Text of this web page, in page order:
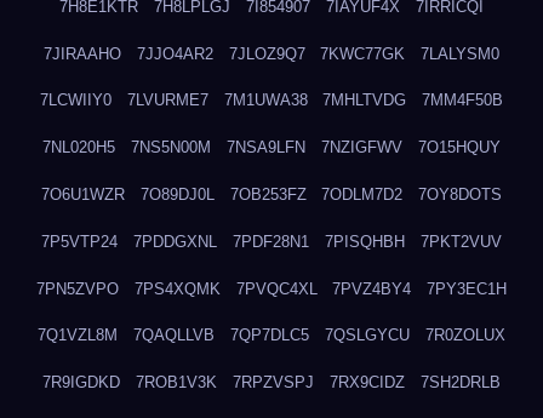
7H8E1KTR 7H8LPLGJ 7I854907 7IAYUF4X 7IRRICQI
7JIRAAHO 7JJO4AR2 7JLOZ9Q7 7KWC77GK 7LALYSM0
7LCWIIY0 7LVURME7 7M1UWA38 7MHLTVDG 7MM4F50B
7NL020H5 7NS5N00M 7NSA9LFN 7NZIGFWV 7O15HQUY
7O6U1WZR 7O89DJ0L 7OB253FZ 7ODLM7D2 7OY8DOTS
7P5VTP24 7PDDGXNL 7PDF28N1 7PISQHBH 7PKT2VUV
7PN5ZVPO 7PS4XQMK 7PVQC4XL 7PVZ4BY4 7PY3EC1H
7Q1VZL8M 7QAQLLVB 7QP7DLC5 7QSLGYCU 7R0ZOLUX
7R9IGDKD 7ROB1V3K 7RPZVSPJ 7RX9CIDZ 7SH2DRLB